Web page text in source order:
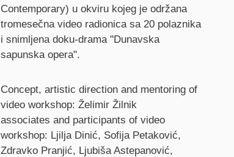
Contemporary) u okviru kojeg je održana
tromesečna video radionica sa 20 polaznika
i snimljena doku-drama "Dunavska
sapunska opera".
Credits
Concept, artistic direction and mentoring of
video workshop: Želimir Žilnik
associates and participants of video
workshop: Ljilja Dinić, Sofija Petaković,
Zdravko Pranjić, Ljubiša Astepanović,